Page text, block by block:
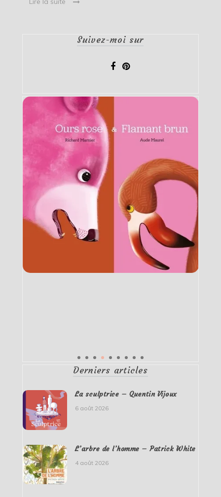
Suivez-moi sur
Derniers articles
La sculptrice – Quentin Vijoux
6 août 2026
L’arbre de l’homme – Patrick White
4 août 2026